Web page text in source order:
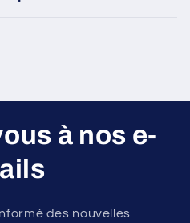
à nos e-
des nouvelles